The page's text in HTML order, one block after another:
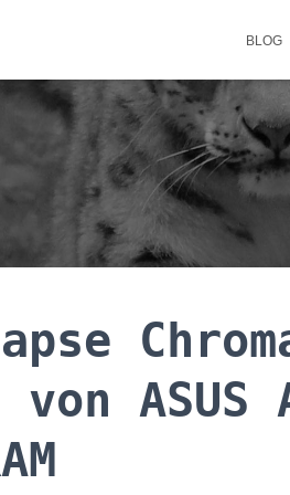
BLOG
ASUS